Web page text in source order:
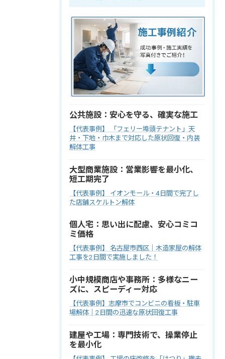
公共施設：安心を守る、確実な施工
【代表事例】 「フェリー埠頭テナント」天
井・下地・巾木まで対応した原状回復・内装
解体工事
大型商業施設：営業影響を最小化、
短工期完了
【代表事例】 イオンモール・4日間で完了し
た店舗スケルトン解体
個人宅：思い出に配慮、安心コミコ
ミ価格
【代表事例】 名古屋市西区｜木造家屋の解体
工事を2日間で実施しました！
小中規模商店や事務所：多様なニー
ズに、スピーディー対応
【代表事例】志摩市でコンビニの看板・駐車
場解体｜2日間の迅速な原状回復工事
建屋や工場：専門技術で、操業停止
を最小化